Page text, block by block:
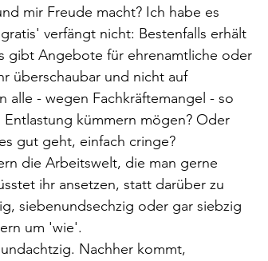
mir Freude macht? Ich habe es
verfängt nicht: Bestenfalls erhält
gibt Angebote für ehrenamtliche oder
überschaubar und nicht auf
alle - wegen Fachkräftemangel - so
kümmern mögen? Oder
gut geht, einfach cringe?
die Arbeitswelt, die man gerne
ihr ansetzen, statt darüber zu
siebenundsechzig oder gar siebzig
um 'wie'.
Nachher kommt,